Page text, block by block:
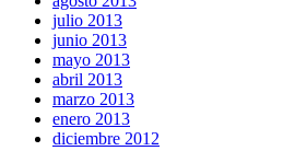
julio 2013
junio 2013
mayo 2013
abril 2013
marzo 2013
enero 2013
diciembre 2012